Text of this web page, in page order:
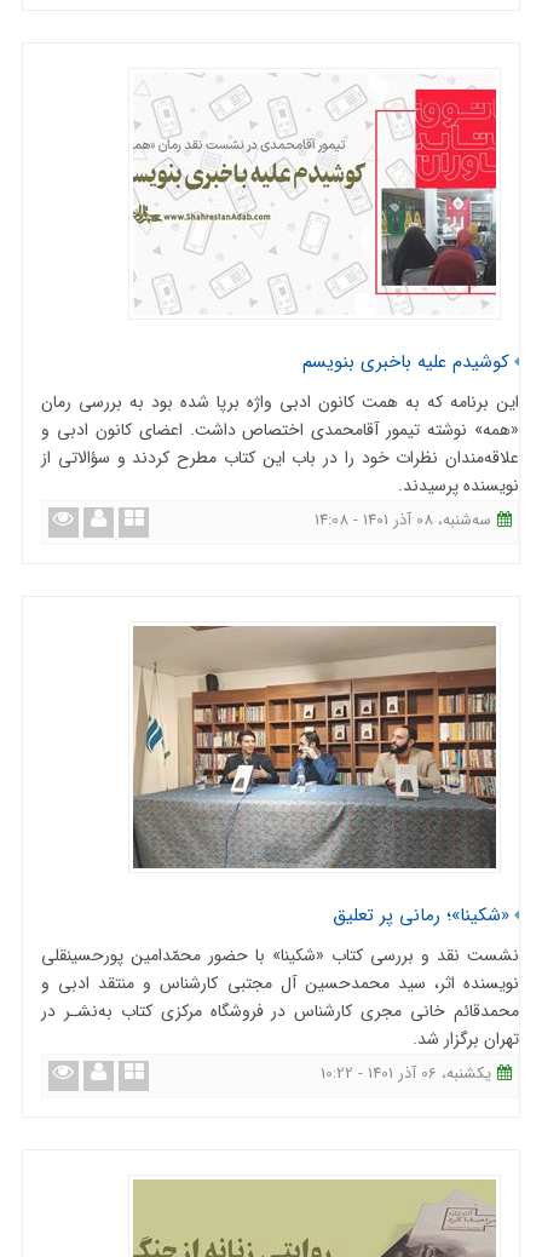
کوشیدم علیه باخبری بنویسم
این برنامه که به همت کانون ادبی واژه برپا شده بود به بررسی رمان
«همه» نوشته تیمور آقامحمدی اختصاص داشت. اعضای کانون ادبی و
علاقه‌مندان نظرات خود را در باب این کتاب مطرح کردند و سؤالاتی از
نویسنده پرسیدند.
ﺳﻪشنبه، 08 آذر 1401 - 14:08
«شکینا»؛ رمانی پر تعلیق
نشست نقد و بررسی کتاب «شکینا» با حضور محمّدامین پورحسینقلی
نویسنده اثر، سید محمدحسین آل مجتبی کارشناس و منتقد ادبی و
محمدقائم خانی مجری کارشناس در فروشگاه مرکزی کتاب به‌نشـر در
تهران برگزار شد.
یکشنبه، 06 آذر 1401 - 10:22